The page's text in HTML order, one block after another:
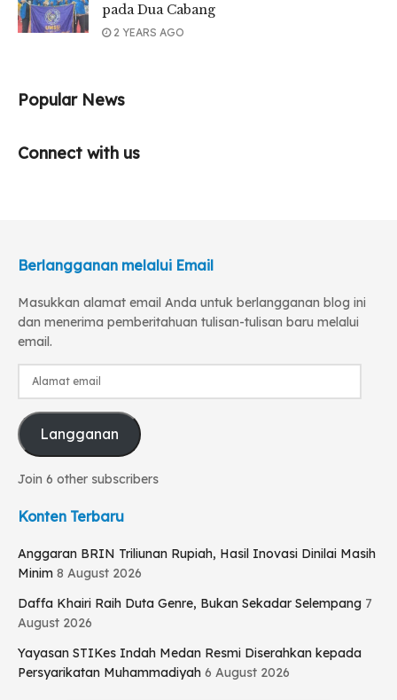
pada Dua Cabang
2 YEARS AGO
Popular News
Connect with us
Berlangganan melalui Email
Masukkan alamat email Anda untuk berlangganan blog ini
dan menerima pemberitahuan tulisan-tulisan baru melalui
email.
Alamat
Langganan
Join 6 other subscribers
Konten Terbaru
Anggaran BRIN Triliunan Rupiah, Hasil Inovasi Dinilai Masih
Minim 8 August 2026
Daffa Khairi Raih Duta Genre, Bukan Sekadar Selempang 7
August 2026
Yayasan STIKes Indah Medan Resmi Diserahkan kepada
Persyarikatan Muhammadiyah 6 August 2026